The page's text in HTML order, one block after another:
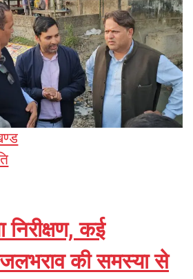
निरीक्षण, कई
जलभराव की समस्या से